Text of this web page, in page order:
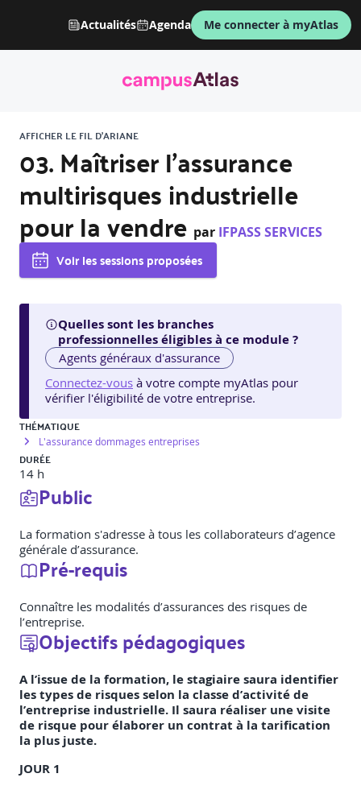
Actualités Agenda Me connecter à myAtlas
AFFICHER LE FIL D'ARIANE
03. Maîtriser l’assurance
multirisques industrielle
pour la vendre par IFPASS SERVICES
Voir les sessions proposées
Quelles sont les branches
professionnelles éligibles à ce module ?
Agents généraux d'assurance
Connectez-vous à votre compte myAtlas pour
vérifier l'éligibilité de votre entreprise.
THÉMATIQUE
L'assurance dommages entreprises
DURÉE
14 h
Public
La formation s'adresse à tous les collaborateurs d’agence
générale d’assurance.
Pré-requis
Connaître les modalités d’assurances des risques de
l’entreprise.
Objectifs pédagogiques
A l’issue de la formation, le stagiaire saura identifier
les types de risques selon la classe d’activité de
l’entreprise industrielle. Il saura réaliser une visite
de risque pour élaborer un contrat à la tarification
la plus juste.
JOUR 1